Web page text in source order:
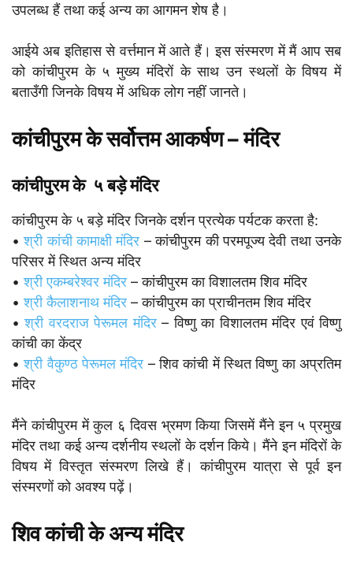
उपलब्ध हैं तथा कई अन्य का आगमन शेष है।
आईये अब इतिहास से वर्त्तमान में आते हैं। इस संस्मरण में मैं आप सब
को कांचीपुरम के ५ मुख्य मंदिरों के साथ उन स्थलों के विषय में
बताउँगी जिनके विषय में अधिक लोग नहीं जानते।
कांचीपुरम के सर्वोत्तम आकर्षण – मंदिर
कांचीपुरम के ५ बड़े मंदिर
कांचीपुरम के ५ बड़े मंदिर जिनके दर्शन प्रत्येक पर्यटक करता है:
•श्री कांची कामाक्षी मंदिर – कांचीपुरम की परमपूज्य देवी तथा उनके
परिसर में स्थित अन्य मंदिर
• श्री एकम्बरेश्वर मंदिर – कांचीपुरम का विशालतम शिव मंदिर
•श्री कैलाशनाथ मंदिर – कांचीपुरम का प्राचीनतम शिव मंदिर
• श्री वरदराज पेरूमल मंदिर– विष्णु का विशालतम मंदिर एवं विष्णु
कांची का केंद्र
•श्री वैकुण्ठ पेरूमल मंदिर – शिव कांची में स्थित विष्णु का अप्रतिम
मंदिर
मैंने कांचीपुरम में कुल ६ दिवस भ्रमण किया जिसमें मैंने इन ५ प्रमुख
मंदिर तथा कई अन्य दर्शनीय स्थलों के दर्शन किये। मैंने इन मंदिरों के
विषय में विस्तृत संस्मरण लिखे हैं। कांचीपुरम यात्रा से पूर्व इन
संस्मरणों को अवश्य पढ़ें।
शिव कांची के अन्य मंदिर